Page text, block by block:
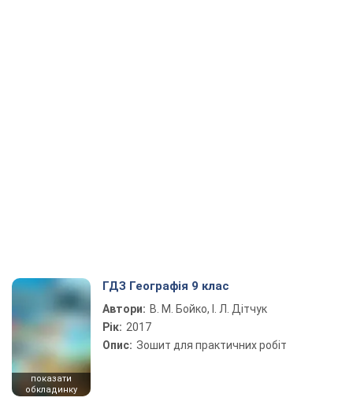
показати
обкладинку
ГДЗ Географія 9 клас
Автори: В. М. Бойко, І. Л. Дітчук
Рік: 2017
Опис: Зошит для практичних робіт